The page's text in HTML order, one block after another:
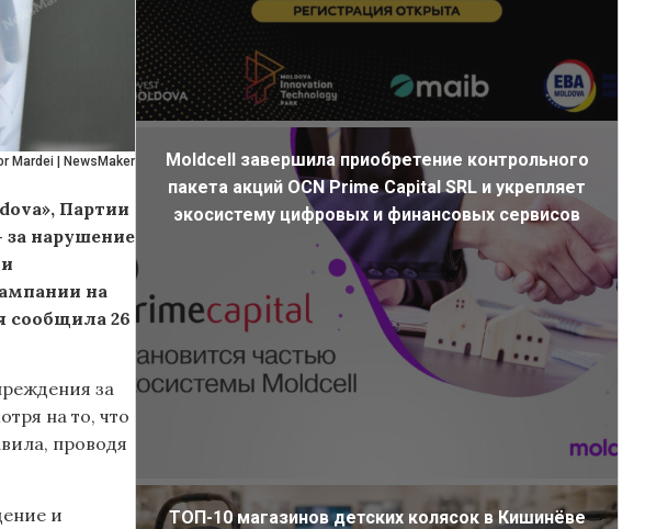
Mardei | NewsMaker
Партии
нарушение
на
сообщила 26
за
на то, что
проводя
и
Moldcell завершила приобретение контрольного
пакета акций OCN Prime Capital SRL и укрепляет
экосистему цифровых и финансовых сервисов
ТОП-10 магазинов детских колясок в Кишинёве